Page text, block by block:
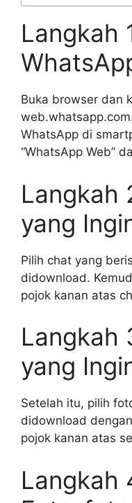
Langkah
Buka browser dan
WhatsApp di
“WhatsApp Web”
Langkah
yang
Pilih chat yang
didownload.
pojok kanan atas
Langkah
yang
Setelah itu, pilih
didownload
pojok kanan atas
Langkah